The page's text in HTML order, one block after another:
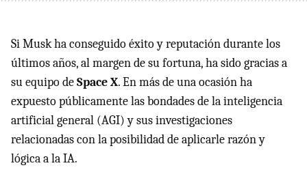
Si Musk ha conseguido éxito y reputación durante los
últimos años, al margen de su fortuna, ha sido gracias a
su equipo deSpace X. En más de una ocasión ha
expuesto públicamente las bondades de la inteligencia
artificial general (AGI) y sus investigaciones
relacionadas con la posibilidad de aplicarle razón y
lógica a la IA.